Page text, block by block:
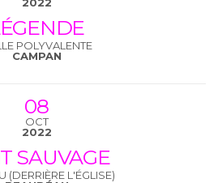
POLYVALENTE
CAMPAN
08
OCT
2022
SAUVAGE
(DERRIÈRE L'ÉGLISE)